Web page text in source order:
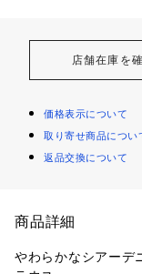
店舗在庫を
価格表示について
取り寄せ商品につい
返品交換について
商品詳細
やわらかなシアーデ